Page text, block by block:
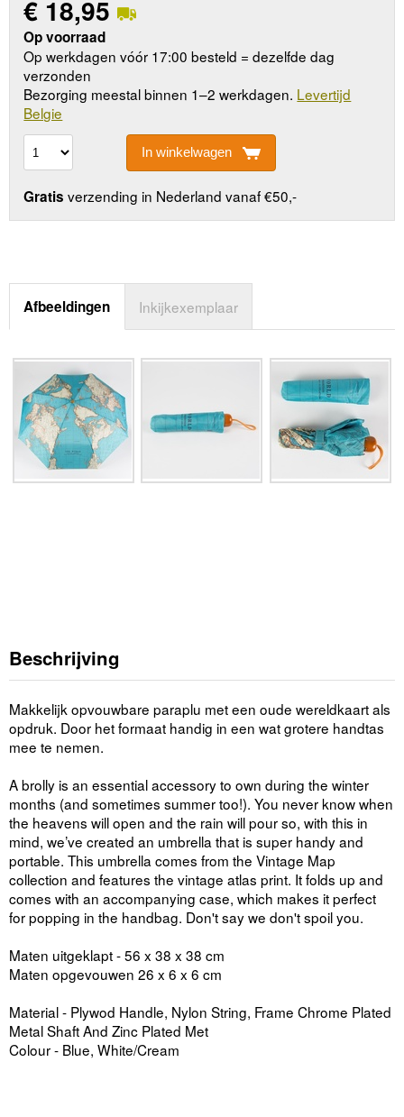
€ 18,95
Op voorraad
Op werkdagen vóór 17:00 besteld = dezelfde dag
verzonden
Bezorging meestal binnen 1–2 werkdagen. Levertijd
Belgie
In winkelwagen
Gratis verzending in Nederland vanaf €50,-
Afbeeldingen Inkijkexemplaar
Beschrijving
Makkelijk opvouwbare paraplu met een oude wereldkaart als
opdruk. Door het formaat handig in een wat grotere handtas
mee te nemen.
A brolly is an essential accessory to own during the winter
months (and sometimes summer too!). You never know when
the heavens will open and the rain will pour so, with this in
mind, we’ve created an umbrella that is super handy and
portable. This umbrella comes from the Vintage Map
collection and features the vintage atlas print. It folds up and
comes with an accompanying case, which makes it perfect
for popping in the handbag. Don't say we don't spoil you.
Maten uitgeklapt - 56 x 38 x 38 cm
Maten opgevouwen 26 x 6 x 6 cm
Material - Plywod Handle, Nylon String, Frame Chrome Plated
Metal Shaft And Zinc Plated Met
Colour - Blue, White/Cream